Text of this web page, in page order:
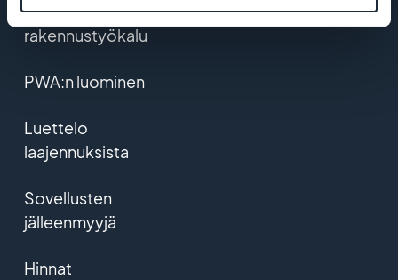
Mobiilisovellusten
rakennustyökalu
PWA:n luominen
Luettelo
laajennuksista
Sovellusten
jälleenmyyjä
Hinnat